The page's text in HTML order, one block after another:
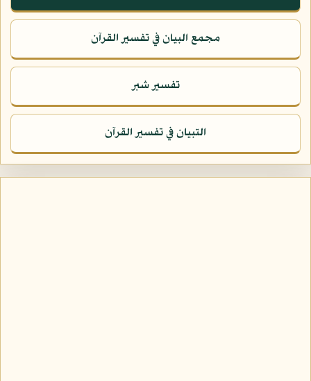
مجمع البيان في تفسير القرآن
تفسير شبر
التبيان في تفسير القرآن